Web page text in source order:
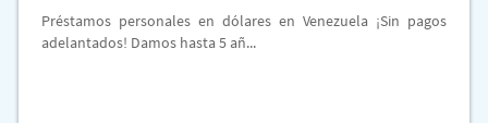
Préstamos personales en dólares en Venezuela ¡Sin pagos
adelantados! Damos hasta 5 añ...